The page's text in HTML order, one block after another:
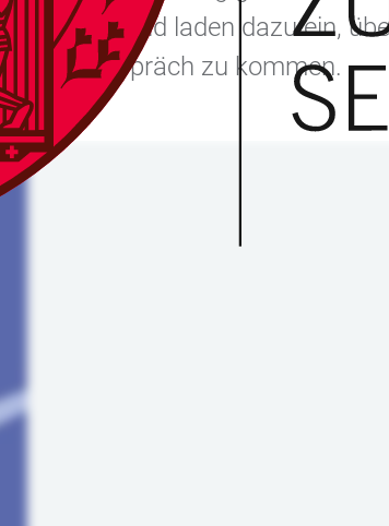
und laden dazu ein,
ins Gespräch zu kommen.